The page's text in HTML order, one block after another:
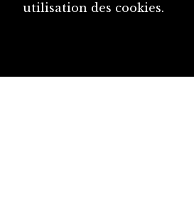
utilisation des cookies.